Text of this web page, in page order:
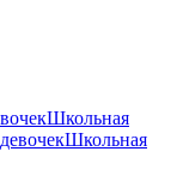
Школьная
Школьная